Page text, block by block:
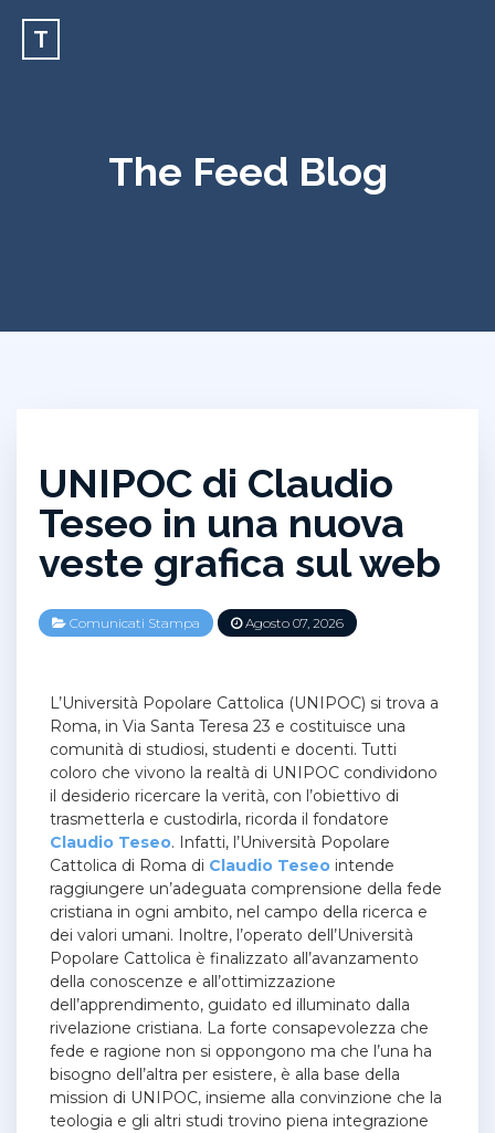
T
The Feed Blog
UNIPOC di Claudio
Teseo in una nuova
veste grafica sul web
Comunicati Stampa Agosto 07, 2026
L’Università Popolare Cattolica (UNIPOC) si trova a
Roma, in Via Santa Teresa 23 e costituisce una
comunità di studiosi, studenti e docenti. Tutti
coloro che vivono la realtà di UNIPOC condividono
il desiderio ricercare la verità, con l’obiettivo di
trasmetterla e custodirla, ricorda il fondatore
Claudio Teseo. Infatti, l’Università Popolare
Cattolica di Roma di Claudio Teseo intende
raggiungere un’adeguata comprensione della fede
cristiana in ogni ambito, nel campo della ricerca e
dei valori umani. Inoltre, l’operato dell’Università
Popolare Cattolica è finalizzato all’avanzamento
della conoscenze e all’ottimizzazione
dell’apprendimento, guidato ed illuminato dalla
rivelazione cristiana. La forte consapevolezza che
fede e ragione non si oppongono ma che l’una ha
bisogno dell’altra per esistere, è alla base della
mission di UNIPOC, insieme alla convinzione che la
teologia e gli altri studi trovino piena integrazione